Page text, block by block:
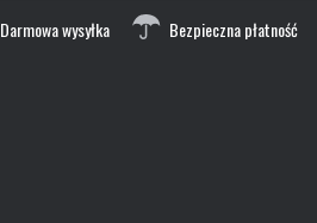
Darmowa wysyłka Bezpieczna płatność